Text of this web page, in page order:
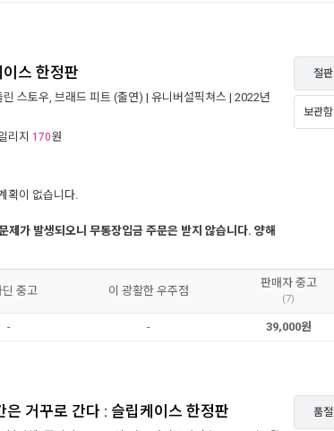
스 한정판
린 스토우, 브래드 피트 (출연) | 유니버설픽쳐스 | 2022년
리지 170원
획이 없습니다.
제가 발생되오니 무통장입금 주문은 받지 않습니다. 양해
절판
보관함
딘 중고 이 광활한 우주점
판매자 중고
(7)
- - 39,000원
거꾸로 간다 : 슬립케이스 한정판 품절